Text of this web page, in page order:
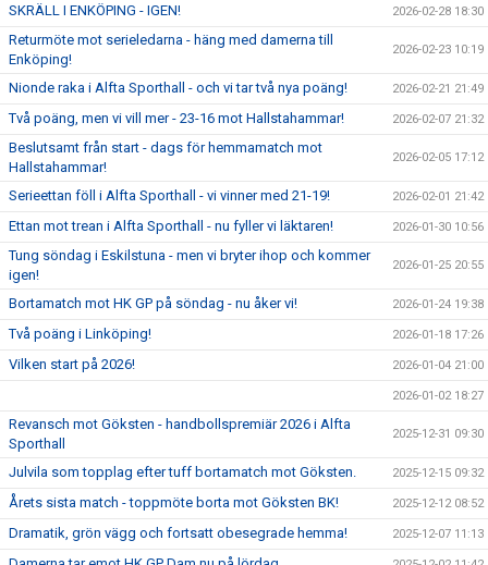
SKRÄLL I ENKÖPING - IGEN! 2026-02-28 18:30
Returmöte mot serieledarna - häng med damerna till
Enköping!
2026-02-23 10:19
Nionde raka i Alfta Sporthall - och vi tar två nya poäng! 2026-02-21 21:49
Två poäng, men vi vill mer - 23-16 mot Hallstahammar! 2026-02-07 21:32
Beslutsamt från start - dags för hemmamatch mot
Hallstahammar!
2026-02-05 17:12
Serieettan föll i Alfta Sporthall - vi vinner med 21-19! 2026-02-01 21:42
Ettan mot trean i Alfta Sporthall - nu fyller vi läktaren! 2026-01-30 10:56
Tung söndag i Eskilstuna - men vi bryter ihop och kommer
igen!
2026-01-25 20:55
Bortamatch mot HK GP på söndag - nu åker vi! 2026-01-24 19:38
Två poäng i Linköping! 2026-01-18 17:26
Vilken start på 2026! 2026-01-04 21:00
2026-01-02 18:27
Revansch mot Göksten - handbollspremiär 2026 i Alfta
Sporthall
2025-12-31 09:30
Julvila som topplag efter tuff bortamatch mot Göksten. 2025-12-15 09:32
Årets sista match - toppmöte borta mot Göksten BK! 2025-12-12 08:52
Dramatik, grön vägg och fortsatt obesegrade hemma! 2025-12-07 11:13